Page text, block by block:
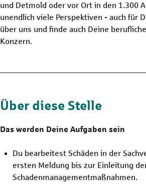
und Detmold oder vor Ort in den 1.300
unendlich viele Perspektiven - auch für
über uns und finde auch Deine
Konzern.
Über diese Stelle
Das werden Deine Aufgaben sein
Du bearbeitest Schäden in der
ersten Meldung bis zur Einleitung
Schadenmanagementmaßnahmen.